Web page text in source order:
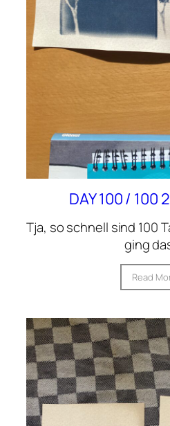
DAY 100 / 100
Tja, so schnell sind 100
ging
Read